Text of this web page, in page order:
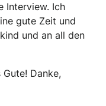
Interview. Ich
gute Zeit und
und an all den
Gute! Danke,